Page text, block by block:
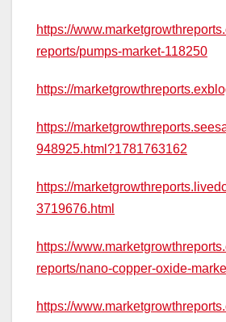
https://
reports/pumps-market-118250
https://
https://
948925.html?1781763162
https://
3719676.html
https://
reports/nano-copper-oxide-
https://